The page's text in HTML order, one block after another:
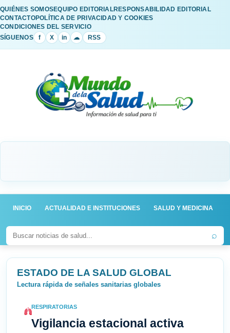
QUIÉNES SOMOSEQUIPO EDITORIALRESPONSABILIDAD EDITORIAL
CONTACTOPOLÍTICA DE PRIVACIDAD Y COOKIES
CONDICIONES DEL SERVICIO
SÍGUENOS
f X in ☁ RSS
INICIO ACTUALIDAD E INSTITUCIONES SALUD Y MEDICINA
⌕
ESTADO DE LA SALUD GLOBAL
Lectura rápida de señales sanitarias globales
RESPIRATORIAS
Vigilancia estacional activa